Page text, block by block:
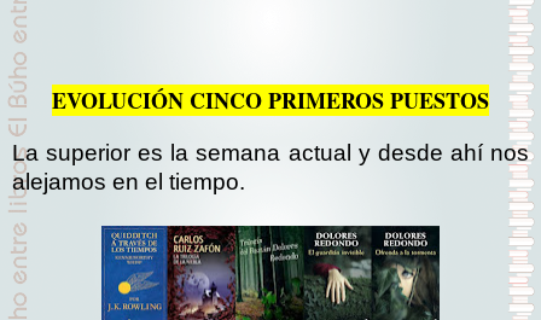
EVOLUCIÓN CINCO PRIMEROS PUESTOS
La superior es la semana actual y desde ahí nos
alejamos en el tiempo.